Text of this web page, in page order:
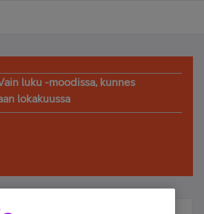
luku -moodissa, kunnes
lokakuussa